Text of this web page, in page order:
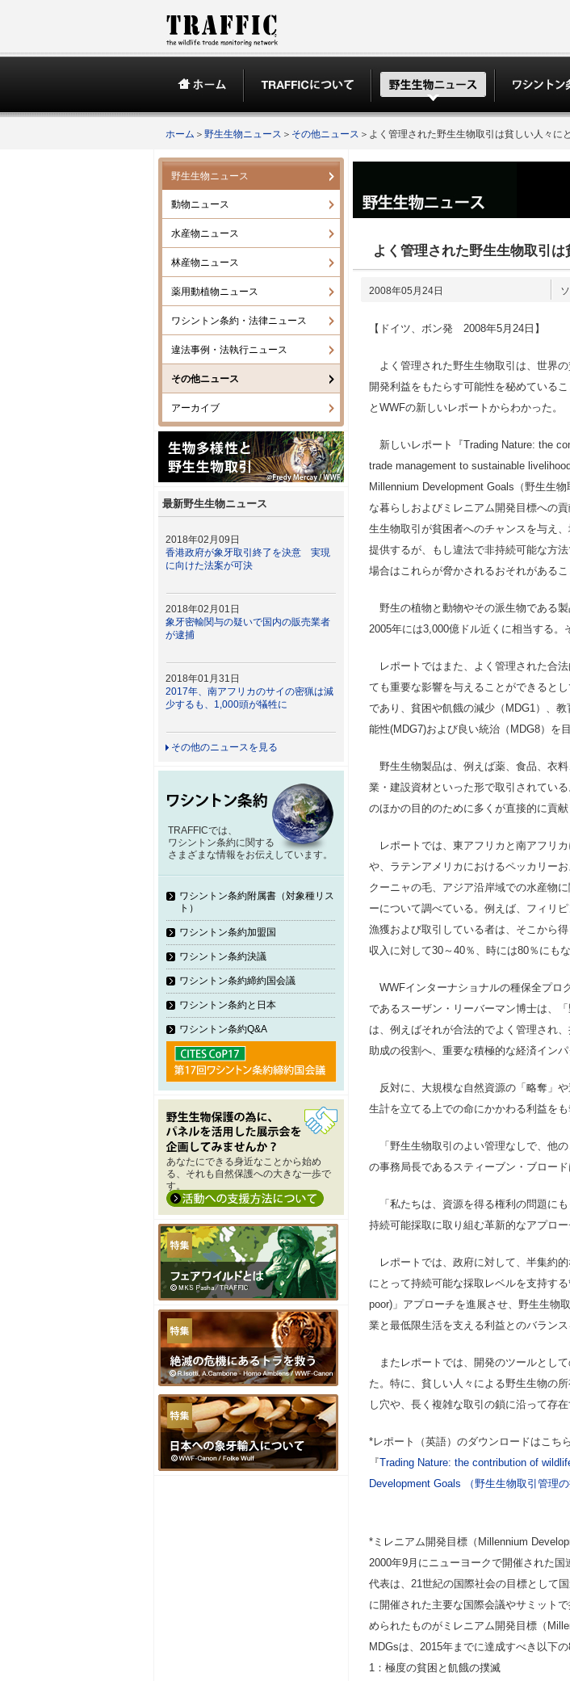
ホーム ＞ 野生生物ニュース ＞ その他ニュース ＞よく管理された野生生物取引は貧しい人々に
よく管理された野生生物取引
2008年05月24日
【ドイツ、ボン発 2008年5月24日】
よく管理された野生生物取引は、世界
開発利益をもたらす可能性を秘めている
とWWFの新しいレポートからわかった。
新しいレポート『Trading Nature: the
trade management to sustainable
Millennium Development Goals（野生生
な暮らしおよびミレニアム開発目標への
生生物取引が貧困者へのチャンスを与え
提供するが、もし違法で非持続可能な方
場合はこれらが脅かされるおそれがあるこ
野生の植物と動物やその派生物である
2005年には3,000億ドル近くに相当する。
レポートではまた、よく管理された合
ても重要な影響を与えることができると
であり、貧困や飢餓の減少（MDG1）、
能性(MDG7)および良い統治（MDG8）を
野生生物製品は、例えば薬、食品、衣
業・建設資材といった形で取引されてい
のほかの目的のために多くが直接的に貢献
レポートでは、東アフリカと南アフリ
や、ラテンアメリカにおけるペッカリー
クーニャの毛、アジア沿岸域での水産物
ーについて調べている。例えば、フィリ
漁獲および取引している者は、そこから
収入に対して30～40％、時には80％にも
WWFインターナショナルの種保全プロ
であるスーザン・リーバーマン博士は、「
は、例えばそれが合法的でよく管理され
助成の役割へ、重要な積極的な経済イン
反対に、大規模な自然資源の「略奪」や
生計を立てる上での命にかかわる利益をも
「野生生物取引のよい管理なしで、他
の事務局長であるスティーブン・ブロード
「私たちは、資源を得る権利の問題に
持続可能採取に取り組む革新的なアプロ
レポートでは、政府に対して、半集約的
にとって持続可能な採取レベルを支持す
poor)」アプローチを進展させ、野生生物
業と最低限生活を支える利益とのバラン
またレポートでは、開発のツールとし
た。特に、貧しい人々による野生生物の
し穴や、長く複雑な取引の鎖に沿って存
*レポート（英語）のダウンロードはこち
『Trading Nature: the contribution of
Development Goals （野生生物取引管理
*ミレニアム開発目標（Millennium
2000年9月にニューヨークで開催された
代表は、21世紀の国際社会の目標として
に開催された主要な国際会議やサミット
められたものがミレニアム開発目標（
MDGsは、2015年までに達成すべき以下
1：極度の貧困と飢餓の撲滅
野生生物ニュース
動物ニュース
水産物ニュース
林産物ニュース
薬用動植物ニュース
ワシントン条約・法律ニュース
違法事例・法執行ニュース
その他ニュース
アーカイブ
最新野生生物ニュース
2018年02月09日
香港政府が象牙取引終了を決意 実現
に向けた法案が可決
2018年02月01日
象牙密輸関与の疑いで国内の販売業者
が逮捕
2018年01月31日
2017年、南アフリカのサイの密猟は減
少するも、1,000頭が犠牲に
その他のニュースを見る
TRAFFICでは、
ワシントン条約に関する
さまざまな情報をお伝えしています。
ワシントン条約附属書（対象種リス
ト）
ワシントン条約加盟国
ワシントン条約決議
ワシントン条約締約国会議
ワシントン条約と日本
ワシントン条約Q&A
あなたにできる身近なことから始め
る、それも自然保護への大きな一歩で
す。